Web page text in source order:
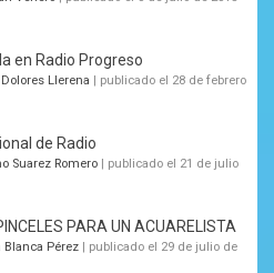
en Radio Progreso
Llerena | publicado el 28 de febrero
de Radio
Suarez Romero | publicado el 21 de julio
PARA UN ACUARELISTA
Blanca Pérez | publicado el 29 de julio de